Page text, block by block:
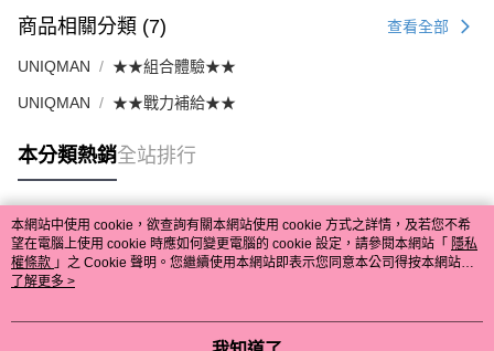
商品相關分類 (7) 查看全部
UNIQMAN ★★組合體驗★★
UNIQMAN ★★戰力補給★★
本分類熱銷全站排行
熱門標籤
本網站中使用 cookie，欲查詢有關本網站使用 cookie 方式之詳情，及若您不希
望在電腦上使用 cookie 時應如何變更電腦的 cookie 設定，請參閱本網站「 隱私
權條款 」之 Cookie 聲明。您繼續使用本網站即表示您同意本公司得按本網站使
用條款之 Cookie 聲明使用 cookie。
了解更多 >